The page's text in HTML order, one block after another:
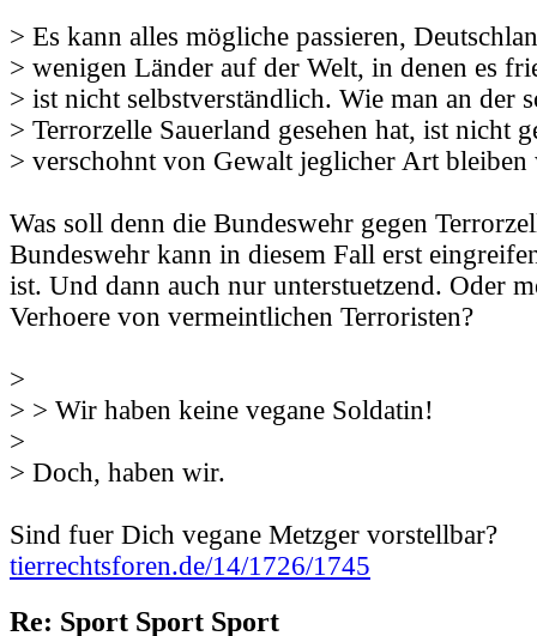
> Es kann alles mögliche passieren,
> wenigen Länder auf der Welt, in denen es
> ist nicht selbstverständlich. Wie man an der
> Terrorzelle Sauerland gesehen hat, ist nicht
> verschohnt von Gewalt jeglicher Art bleiben
Was soll denn die Bundeswehr gegen
Bundeswehr kann in diesem Fall erst
ist. Und dann auch nur unterstuetzend. Oder
Verhoere von vermeintlichen Terroristen?
>
> > Wir haben keine vegane Soldatin!
>
> Doch, haben wir.
Sind fuer Dich vegane Metzger vorstellbar?
tierrechtsforen.de/14/1726/1745
Re: Sport Sport Sport